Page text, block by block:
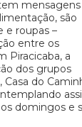
são
e roupas –
entre os
Piracicaba, a
dos grupos
do
domingos e